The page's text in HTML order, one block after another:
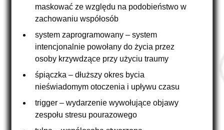
maskować ze względu na podobieństwo w
zachowaniu współosób
system zaprogramowany – system
intencjonalnie powołany do życia przez
osoby krzywdzące przy użyciu traumy
śpiączka – dłuższy okres bycia
nieświadomym otoczenia i upływu czasu
trigger – wydarzenie wywołujące objawy
zespołu stresu pourazowego